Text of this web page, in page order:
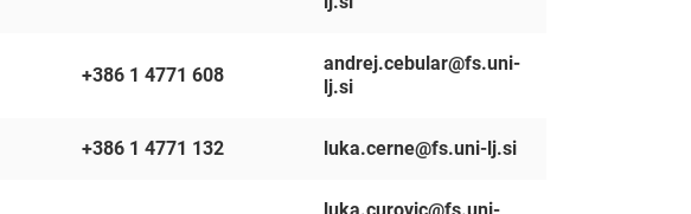
+386 1 4771 608
andrej.cebular@fs.uni-
lj.si
+386 1 4771 132 luka.cerne@fs.uni-lj.si